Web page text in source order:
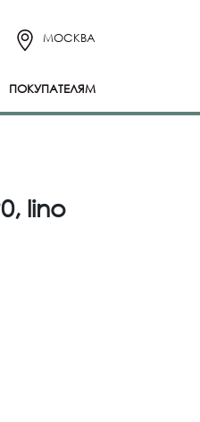
МОСКВА
ПОКУПАТЕЛЯМ
lino